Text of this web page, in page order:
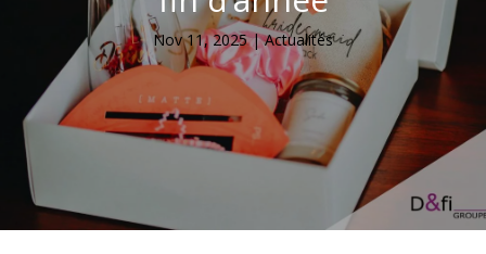
Nov 11, 2025|Actualités